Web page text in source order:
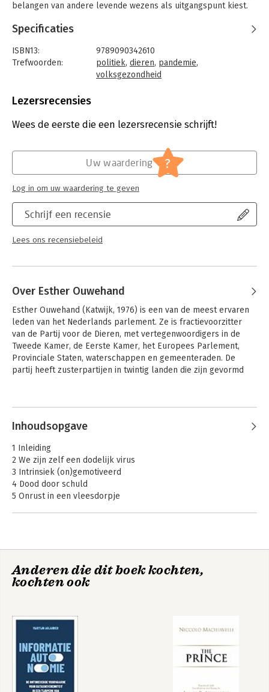
belangen van andere levende wezens als uitgangspunt kiest.
Inmiddels is 75% van de infectieziekten die de mens bedreigen
afkomstig uit het dierenrijk. De oorzaken? Menselijk ingrijpen
in natuurgebieden, wereldwijde handel in dieren en uiteraard
de intensieve veehouderij. Ouwehand laat zien hoe ons land
daarin al jaren een twijfelachtige koppositie inneemt én hoe
Geen land ter wereld huisvest op zó weinig grond zóveel
dieren als Nederland. Jaarlijks worden in ons land 640 miljoen
dieren na een kort en miserabel leven gedood. Ons land is
de traditionele partijen in politiek Den Haag al jaren om in te
grijpen, ondanks waarschuwingen van virologen. Nu het leven
van mensen bedreigd wordt door covid-19, Q-koorts,
levensgevaarlijke vormen van vogelgriep en tal van andere
virussen en bacteriële infectieziekten, zullen we ons ernstig
moeten bezinnen op onze omgang met dieren, natuur en het
klimaat.
Ouwehand zet in Dieren kunnen de pest krijgen. En dan? de
politieke moed vereisen. Een zeer actueel schrijversdebuut
van de partijleider van de Partij voor de Dieren.
Specificaties
ISBN13:
9789090342610
Trefwoorden:
politiek, dieren, pandemie,
volksgezondheid
Bindwijze:
Uitgever:
Partij voor de dieren
Hoofdrubriek: Mens en maatschappij
Lezersrecensies
Wees de eerste die een lezersrecensie schrijft!
Schrijf een recensie
Lees ons recensiebeleid
Uw waardering ?
Log in om uw waardering te geven
Over Esther Ouwehand
Esther Ouwehand (Katwijk, 1976) is een van de meest ervaren
leden van het Nederlands parlement. Ze is fractievoorzitter
van de Partij voor de Dieren, met vertegenwoordigers in de
Tweede Kamer, de Eerste Kamer, het Europees Parlement,
Provinciale Staten, waterschappen en gemeenteraden. De
partij heeft zusterpartijen in twintig landen die zijn gevormd
Inhoudsopgave
1 Inleiding
2 We zijn zelf een dodelijk virus
3 Intrinsiek (on)gemotiveerd
4 Dood door schuld
5 Onrust in een vleesdorpje
11 Russische roulette
12 Uitzoomen
Anderen die dit boek kochten,
kochten ook